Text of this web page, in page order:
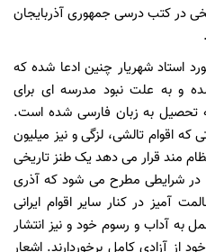
در کتب درسی جمهوری آذربایجان
استاد شهریار چنین ادعا شده که
و به علت نبود مدرسه ای برای
تحصیل به زبان فارسی شده است.
اقوام تالشی، لزگی و نیز میلیون
مند قرار می دهد یک طنز تاریخی
در شرایطی مطرح می شود که آذری
آمیز در کنار سایر اقوام ایرانی
به آداب و رسوم خود و نیز انتشار